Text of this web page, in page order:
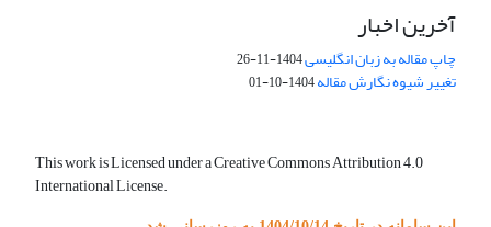
آخرین اخبار
چاپ مقاله به زبان انگلیسی1404-11-26
تغییر شیوه نگارش مقاله1404-10-01
This work is Licensed under a Creative Commons Attribution 4.0
International License.